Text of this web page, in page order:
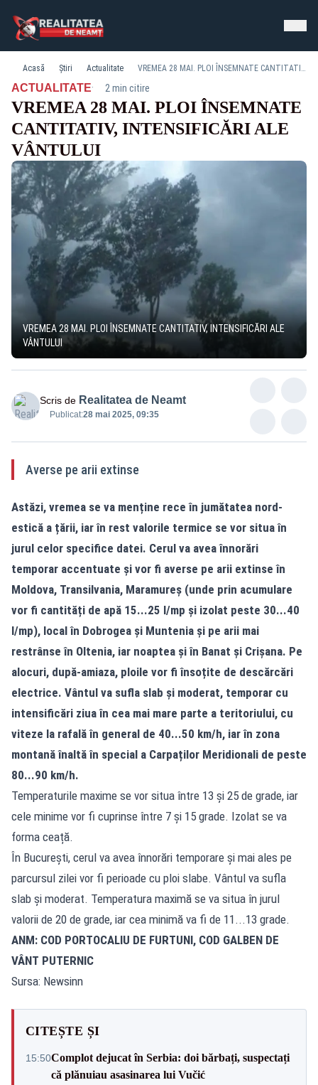
Acasă Știri Actualitate VREMEA 28 MAI. PLOI ÎNSEMNATE CANTITATIV, INTENSIFICĂRI ALE VÂNTULUI
ACTUALITATE· 2 min citire
VREMEA 28 MAI. PLOI ÎNSEMNATE
CANTITATIV, INTENSIFICĂRI ALE
VÂNTULUI
VREMEA 28 MAI. PLOI ÎNSEMNATE CANTITATIV, INTENSIFICĂRI ALE
VÂNTULUI
Scris de Realitatea de Neamt
Publicat:28 mai 2025, 09:35
Averse pe arii extinse
Astăzi, vremea se va menține rece în jumătatea nord-
estică a țării, iar în rest valorile termice se vor situa în
jurul celor specifice datei. Cerul va avea înnorări
temporar accentuate și vor fi averse pe arii extinse în
Moldova, Transilvania, Maramureș (unde prin acumulare
vor fi cantități de apă 15...25 l/mp și izolat peste 30...40
l/mp), local în Dobrogea și Muntenia și pe arii mai
restrânse în Oltenia, iar noaptea și în Banat și Crișana. Pe
alocuri, după-amiaza, ploile vor fi însoțite de descărcări
electrice. Vântul va sufla slab și moderat, temporar cu
intensificări ziua în cea mai mare parte a teritoriului, cu
viteze la rafală în general de 40...50 km/h, iar în zona
montană înaltă în special a Carpaților Meridionali de peste
80...90 km/h.
Temperaturile maxime se vor situa între 13 și 25 de grade, iar
cele minime vor fi cuprinse între 7 și 15 grade. Izolat se va
forma ceață.
În București, cerul va avea înnorări temporare și mai ales pe
parcursul zilei vor fi perioade cu ploi slabe. Vântul va sufla
slab și moderat. Temperatura maximă se va situa în jurul
valorii de 20 de grade, iar cea minimă va fi de 11...13 grade.
ANM: COD PORTOCALIU DE FURTUNI, COD GALBEN DE
VÂNT PUTERNIC
Sursa: Newsinn
CITEȘTE ȘI
15:50Complot dejucat în Serbia: doi bărbați, suspectați
că plănuiau asasinarea lui Vučić